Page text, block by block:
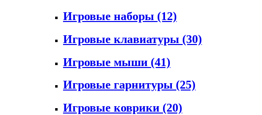
Игровые наборы (12)
Игровые клавиатуры (30)
Игровые мыши (41)
Игровые гарнитуры (25)
Игровые коврики (20)